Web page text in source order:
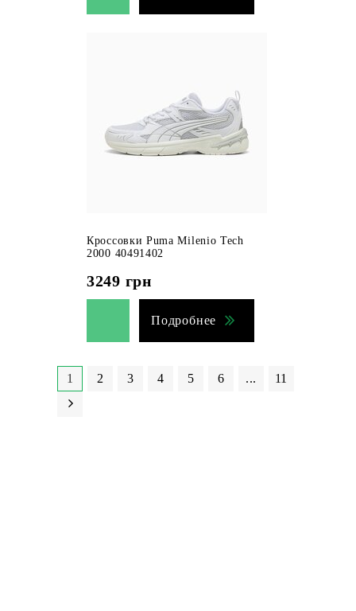
Кроссовки Puma Milenio Tech
2000 40491402
3249 грн
Подробнее
1 2 3 4 5 6 ... 11